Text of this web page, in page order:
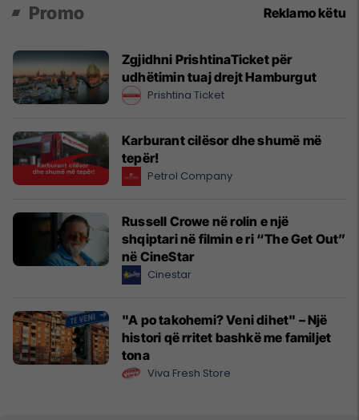
Promo Reklamo këtu
Zgjidhni PrishtinaTicket për
udhëtimin tuaj drejt Hamburgut
Prishtina Ticket
Karburant cilësor dhe shumë më
tepër!
Petrol Company
Russell Crowe në rolin e një
shqiptari në filmin e ri “The Get Out”
në CineStar
Cinestar
"A po takohemi? Veni dihet" – Një
histori që rritet bashkë me familjet
tona
Viva Fresh Store